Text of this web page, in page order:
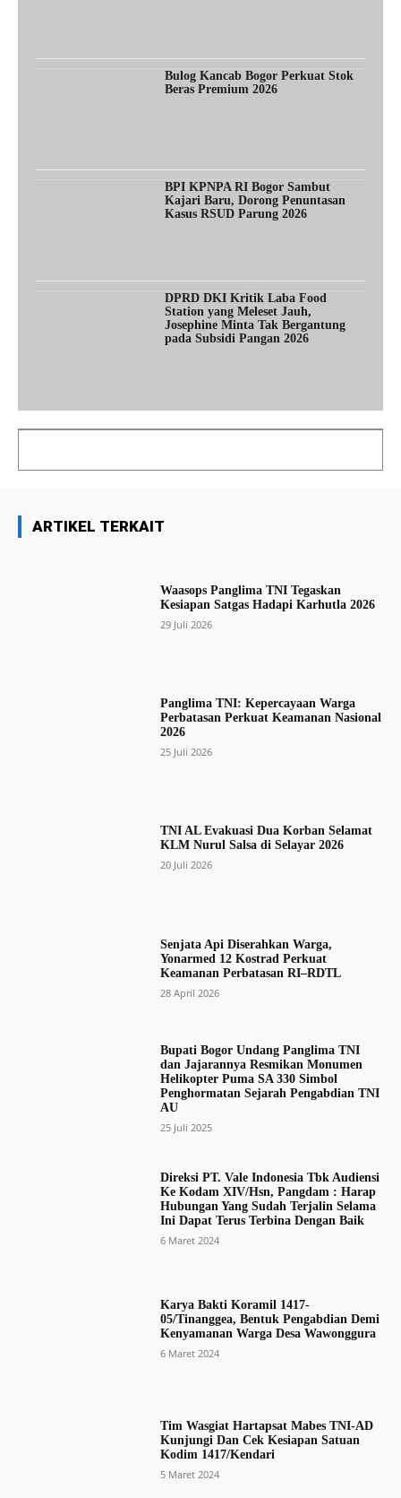
Bulog Kancab Bogor Perkuat Stok
Beras Premium 2026
BPI KPNPA RI Bogor Sambut
Kajari Baru, Dorong Penuntasan
Kasus RSUD Parung 2026
DPRD DKI Kritik Laba Food
Station yang Meleset Jauh,
Josephine Minta Tak Bergantung
pada Subsidi Pangan 2026
ARTIKEL TERKAIT
Waasops Panglima TNI Tegaskan
Kesiapan Satgas Hadapi Karhutla 2026
29 Juli 2026
Panglima TNI: Kepercayaan Warga
Perbatasan Perkuat Keamanan Nasional
2026
25 Juli 2026
TNI AL Evakuasi Dua Korban Selamat
KLM Nurul Salsa di Selayar 2026
20 Juli 2026
Senjata Api Diserahkan Warga,
Yonarmed 12 Kostrad Perkuat
Keamanan Perbatasan RI–RDTL
28 April 2026
Bupati Bogor Undang Panglima TNI
dan Jajarannya Resmikan Monumen
Helikopter Puma SA 330 Simbol
Penghormatan Sejarah Pengabdian TNI
AU
25 Juli 2025
Direksi PT. Vale Indonesia Tbk Audiensi
Ke Kodam XIV/Hsn, Pangdam : Harap
Hubungan Yang Sudah Terjalin Selama
Ini Dapat Terus Terbina Dengan Baik
6 Maret 2024
Karya Bakti Koramil 1417-
05/Tinanggea, Bentuk Pengabdian Demi
Kenyamanan Warga Desa Wawonggura
6 Maret 2024
Tim Wasgiat Hartapsat Mabes TNI-AD
Kunjungi Dan Cek Kesiapan Satuan
Kodim 1417/Kendari
5 Maret 2024